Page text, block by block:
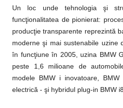
Un loc unde tehnologia şi
funcţionalitatea de pionierat:
producţie transparente reprezintă
moderne şi mai sustenabile uzine
în funcţiune în 2005, uzina BMW
peste 1,6 milioane de
modele BMW i inovatoare,
electrică - şi hybridul plug-in BMW i8.